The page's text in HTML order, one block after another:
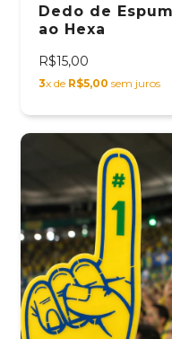
Dedo de
ao Hexa
R$15,00
3x de R$5,00 sem juros